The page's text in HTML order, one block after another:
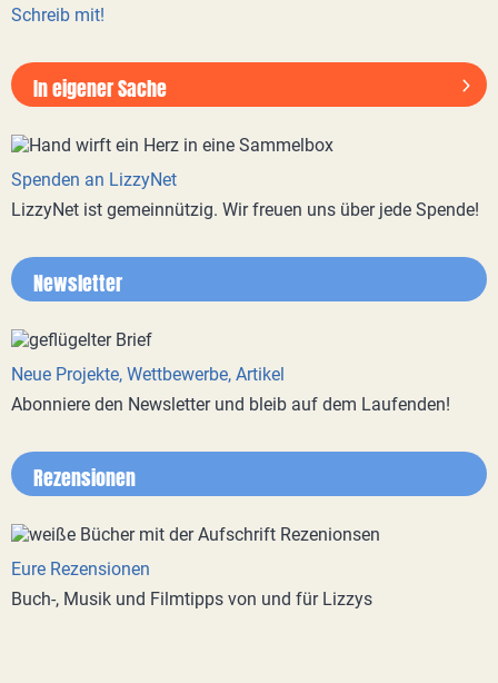
Schreib mit!
In eigener Sache
Spenden an LizzyNet
LizzyNet ist gemeinnützig. Wir freuen uns über jede Spende!
Newsletter
Neue Projekte, Wettbewerbe, Artikel
Abonniere den Newsletter und bleib auf dem Laufenden!
Rezensionen
Eure Rezensionen
Buch-, Musik und Filmtipps von und für Lizzys